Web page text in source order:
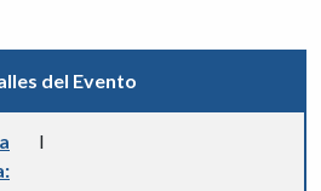
del Evento
I